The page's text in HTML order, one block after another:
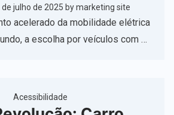
de julho de 2025 bymarketing site
acelerado da mobilidade elétrica
a escolha por veículos com …
Acessibilidade